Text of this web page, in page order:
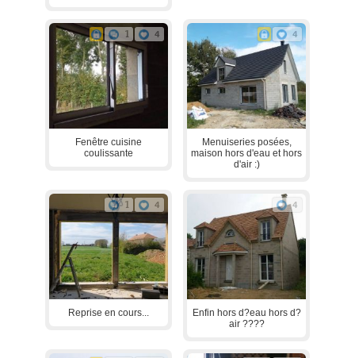
1 4
Fenêtre cuisine
coulissante
4
Menuiseries posées,
maison hors d'eau et hors
d'air :)
1 4
Reprise en cours...
4
Enfin hors d?eau hors d?
air ????